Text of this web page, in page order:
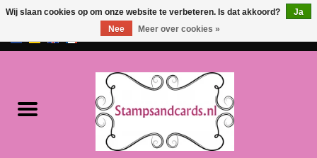
EUR/GBP
NIEUW!!
Wij slaan cookies op om onze website te verbeteren. Is dat akkoord?
Ja
Nee
Meer over cookies »